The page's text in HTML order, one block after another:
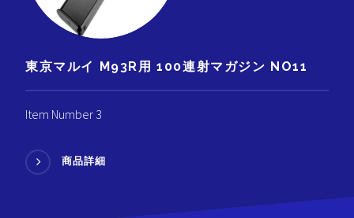
東京マルイ M93R用 100連射マガジン NO11
Item Number 3
商品詳細